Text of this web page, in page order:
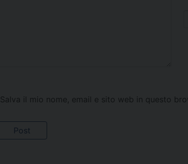
Salva il mio nome, email e sito web in questo